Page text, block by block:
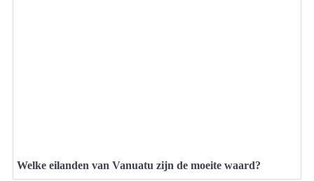
Welke eilanden van Vanuatu zijn de moeite waard?